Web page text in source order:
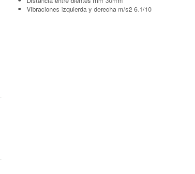
Vibraciones izquierda y derecha m/s2 6.1/10